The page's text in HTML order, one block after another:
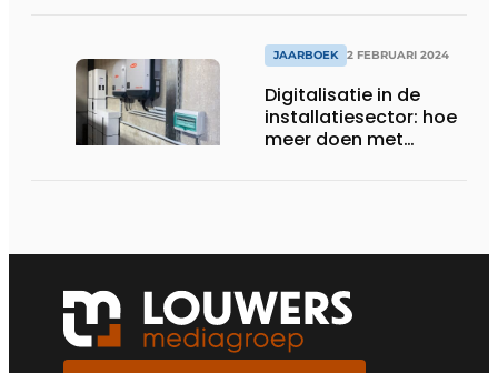
JAARBOEK 2 FEBRUARI 2024
Digitalisatie in de
installatiesector: hoe
meer doen met